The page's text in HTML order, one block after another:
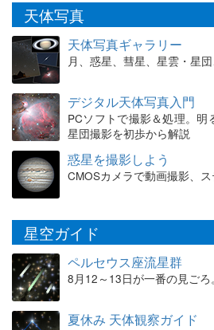
天体写真
天体写真ギャラリー
月、惑星、彗星、星雲・星
デジタル天体写真入門
PCソフトで撮影＆処理。明
星団撮影を初歩から解説
惑星を撮影しよう
CMOSカメラで動画撮影、
星空ガイド
ペルセウス座流星群
8月12～13日が一番の見ごろ
夏休み 天体観察ガイド